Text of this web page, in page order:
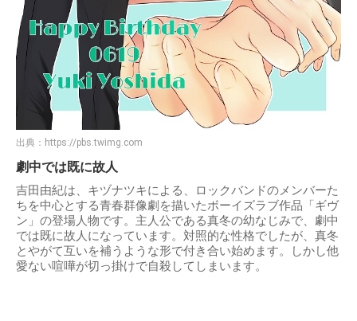
出典： https://pbs.twimg.com
劇中では既に故人
吉田由紀は、キヅナツキによる、ロックバンドのメンバーた
ちを中心とする青春群像劇を描いたボーイズラブ作品「ギヴ
ン」の登場人物です。主人公である真冬の幼なじみで、劇中
では既に故人になっています。対照的な性格でしたが、真冬
とやがて互いを補うような形で付き合い始めます。しかし他
愛ない喧嘩が切っ掛けで自殺してしまいます。